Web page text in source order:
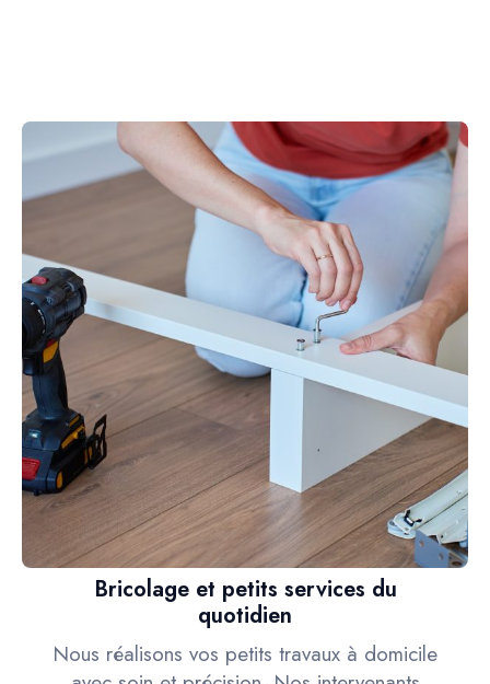
Bricolage et petits services du
quotidien
Nous réalisons vos petits travaux à domicile